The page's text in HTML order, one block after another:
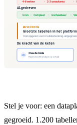
Stel je voor: een
gegroeid. 1.200